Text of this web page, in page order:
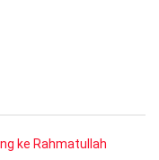
ke Rahmatullah